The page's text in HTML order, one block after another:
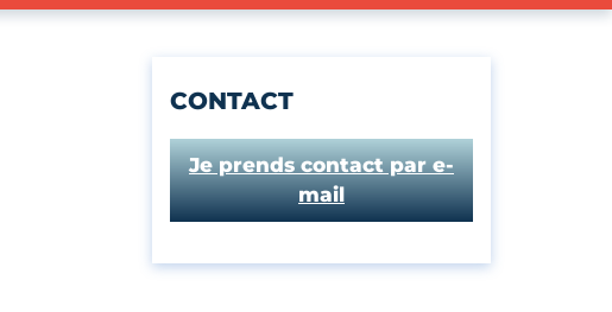
CONTACT
Je prends contact par e-
mail